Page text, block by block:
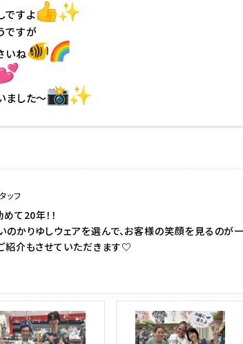
ですよ
ですが
いね
ました～
ッフ
て20年！！
のかりゆしウェアを選んで、お客様の笑顔を見るの
紹介もさせていただきます♡